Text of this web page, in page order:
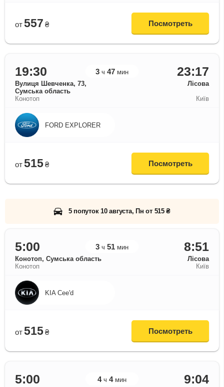
от 557 ₴ Посмотреть
19:30 3 ч 47 мин 23:17
Вулиця Шевченка, 73,
Сумська область
Лісова
Конотоп
Київ
FORD EXPLORER
от 515 ₴ Посмотреть
5 попуток 10 августа, Пн от 515 ₴
5:00 3 ч 51 мин 8:51
Конотоп, Сумська область
Лісова
Конотоп
Київ
KIA Cee'd
от 515 ₴ Посмотреть
5:00 4 ч 4 мин 9:04